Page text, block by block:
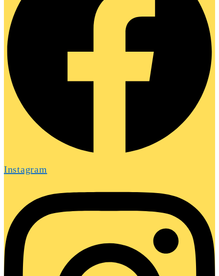
Instagram